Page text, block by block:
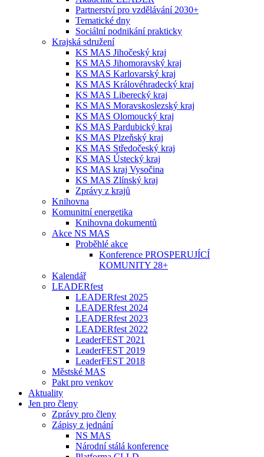
Partnerství pro vzdělávání 2030+
Tematické dny
Sociální podnikání prakticky
Krajská sdružení
KS MAS Jihočeský kraj
KS MAS Jihomoravský kraj
KS MAS Karlovarský kraj
KS MAS Královéhradecký kraj
KS MAS Liberecký kraj
KS MAS Moravskoslezský kraj
KS MAS Olomoucký kraj
KS MAS Pardubický kraj
KS MAS Plzeňský kraj
KS MAS Středočeský kraj
KS MAS Ústecký kraj
KS MAS kraj Vysočina
KS MAS Zlínský kraj
Zprávy z krajů
Knihovna
Komunitní energetika
Knihovna dokumentů
Akce NS MAS
Proběhlé akce
Konference PROSPERUJÍCÍ
KOMUNITY 28+
Kalendář
LEADERfest
LEADERfest 2025
LEADERfest 2024
LEADERfest 2023
LEADERfest 2022
LeaderFEST 2021
LeaderFEST 2019
LeaderFEST 2018
Městské MAS
Pakt pro venkov
Aktuality
Jen pro členy
Zprávy pro členy
Zápisy z jednání
NS MAS
Národní stálá konference